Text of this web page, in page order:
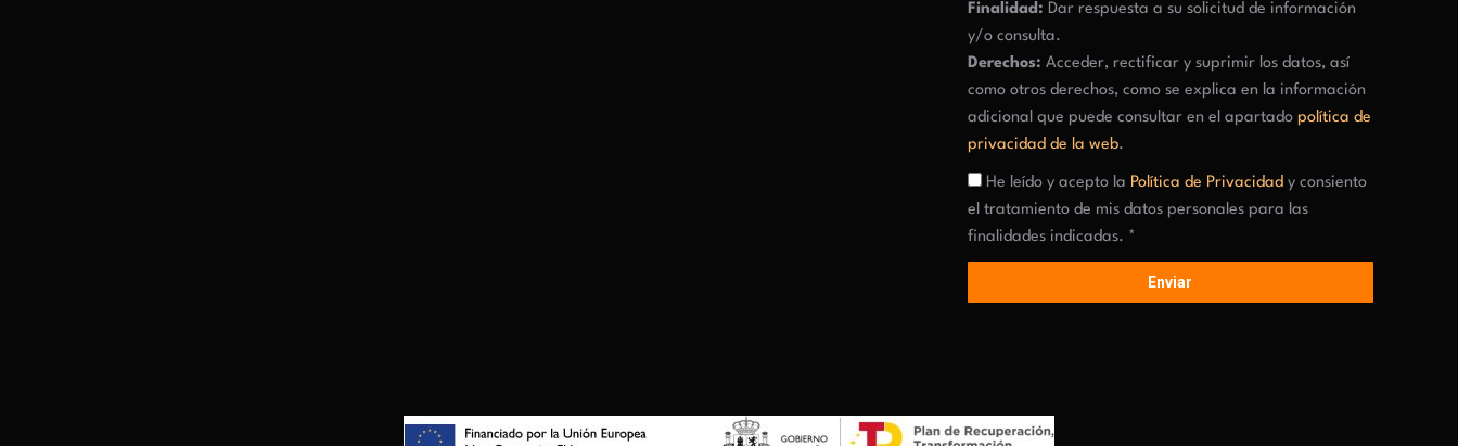
Finalidad: Dar respuesta a su solicitud de información
y/o consulta.
Derechos: Acceder, rectificar y suprimir los datos, así
como otros derechos, como se explica en la información
adicional que puede consultar en el apartadopolítica de
privacidad de la web.
He leído y acepto la Política de Privacidad y consiento
el tratamiento de mis datos personales para las
finalidades indicadas. *
Enviar